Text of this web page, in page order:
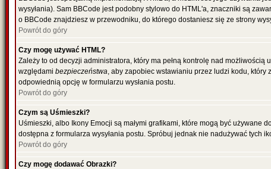
wysyłania). Sam BBCode jest podobny stylowo do HTML'a, znaczniki są
o BBCode znajdziesz w przewodniku, do którego dostaniesz się ze strony
Powrót do góry
Czy mogę używać HTML?
Zależy to od decyzji administratora, który ma pełną kontrolę nad
względami bezpieczeństwa, aby zapobiec wstawianiu przez ludzi kodu, który
odpowiednią opcję w formularzu wysłania postu.
Powrót do góry
Czym są Uśmieszki?
Uśmieszki, albo Ikony Emocji są małymi grafikami, które mogą być używane
dostępna z formularza wysyłania postu. Spróbuj jednak nie nadużywać tych
Powrót do góry
Czy mogę dodawać Obrazki?